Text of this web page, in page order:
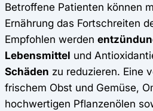
Betroffene Patienten können
Ernährung das Fortschreiten
Empfohlen werden
Lebensmittel und
Schäden zu reduzieren. Eine
frischem Obst und Gemüse,
hochwertigen Pflanzenölen